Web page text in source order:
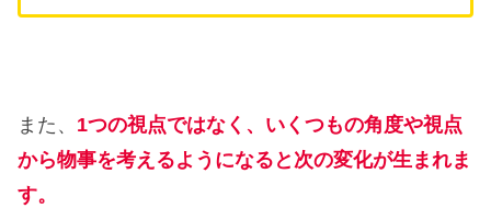
また、 1つの視点ではなく、いくつもの角度や視点
から物事を考えるようになると次の変化が生まれま
す。